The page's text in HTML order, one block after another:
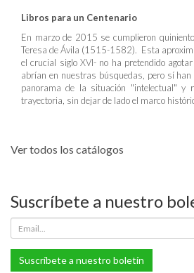
Libros para un Centenario
En marzo de 2015 se cumplieron
Teresa de Ávila (1515-1582). Esta
el crucial siglo XVI- no ha pretendido
abrían en nuestras búsquedas, pero sí
panorama de la situación "intelectual" y
trayectoria, sin dejar de lado el marco
Ver todos los catálogos
Suscríbete a nuestro
Suscríbete a nuestro boletín